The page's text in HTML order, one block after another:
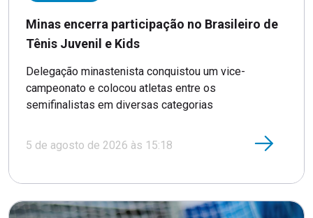
Minas encerra participação no Brasileiro de
Tênis Juvenil e Kids
Delegação minastenista conquistou um vice-
campeonato e colocou atletas entre os
semifinalistas em diversas categorias
5 de agosto de 2026 às 15:18